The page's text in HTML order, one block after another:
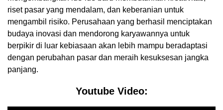
riset pasar yang mendalam, dan keberanian untuk
mengambil risiko. Perusahaan yang berhasil menciptakan
budaya inovasi dan mendorong karyawannya untuk
berpikir di luar kebiasaan akan lebih mampu beradaptasi
dengan perubahan pasar dan meraih kesuksesan jangka
panjang.
Youtube Video: